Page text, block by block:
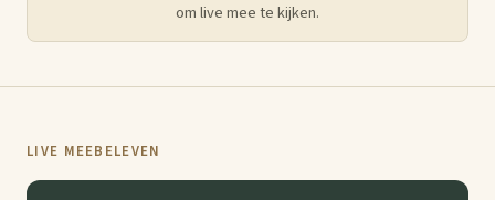
om live mee te kijken.
LIVE MEEBELEVEN